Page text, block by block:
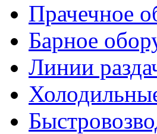
Прачечное
Барное
Линии